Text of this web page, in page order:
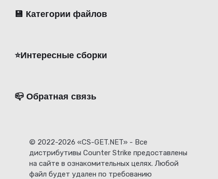
💾 Категории файлов
⭐️Интересные сборки
📪 Обратная связь
© 2022-2026 «CS-GET.NET» - Все
дистрибутивы Counter Strike предоставлены
на сайте в ознакомительных целях. Любой
файл будет удален по требованию